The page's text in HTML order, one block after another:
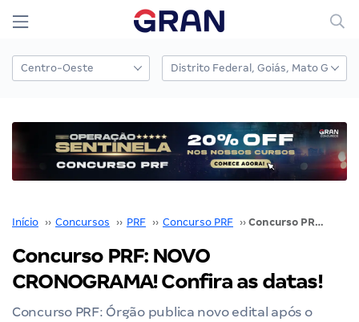
Início ›› Concursos ›› PRF ›› Concurso PRF ›› Concurso PRF: NOVO CRONOGRAMA! Confira as datas!
Concurso PRF: NOVO
CRONOGRAMA! Confira as datas!
Concurso PRF: Órgão publica novo edital após o